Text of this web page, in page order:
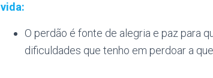
vida:
O perdão é fonte de alegria e paz para
dificuldades que tenho em perdoar a